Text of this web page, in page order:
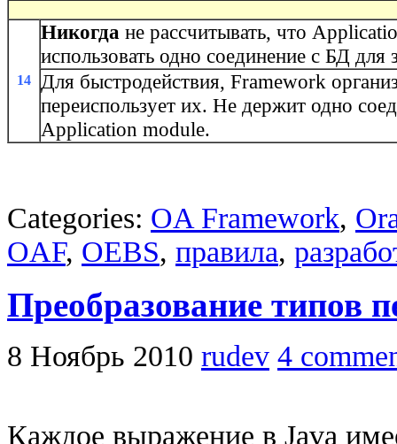
14
Никогда не рассчитывать, что
использовать одно соединение с БД для
Для быстродействия, Framework
переиспользует их. Не держит одно
Application module.
Categories: OA Framework,
OAF, OEBS, правила,
Преобразование типов
8 Ноябрь 2010 rudev 4
Каждое выражение в Java